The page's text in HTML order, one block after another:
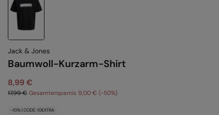
Jack & Jones
Baumwoll-Kurzarm-Shirt
8,99 €
17,99 € Gesamtersparnis 9,00 € 50
-10% | CODE: 10EXTRA